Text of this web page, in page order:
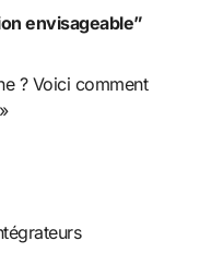
envisageable”
? Voici comment